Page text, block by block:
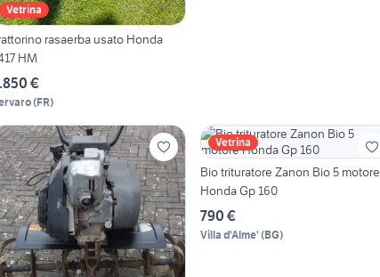
Vetrina
rasaerba usato Honda
HM
€
(FR)
Vetrina
Bio trituratore Zanon Bio 5 motore
Honda Gp 160
790 €
Villa d'Alme' (BG)